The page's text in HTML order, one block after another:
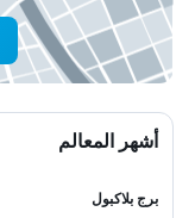
أشهر المعالم
برج بلاكبول